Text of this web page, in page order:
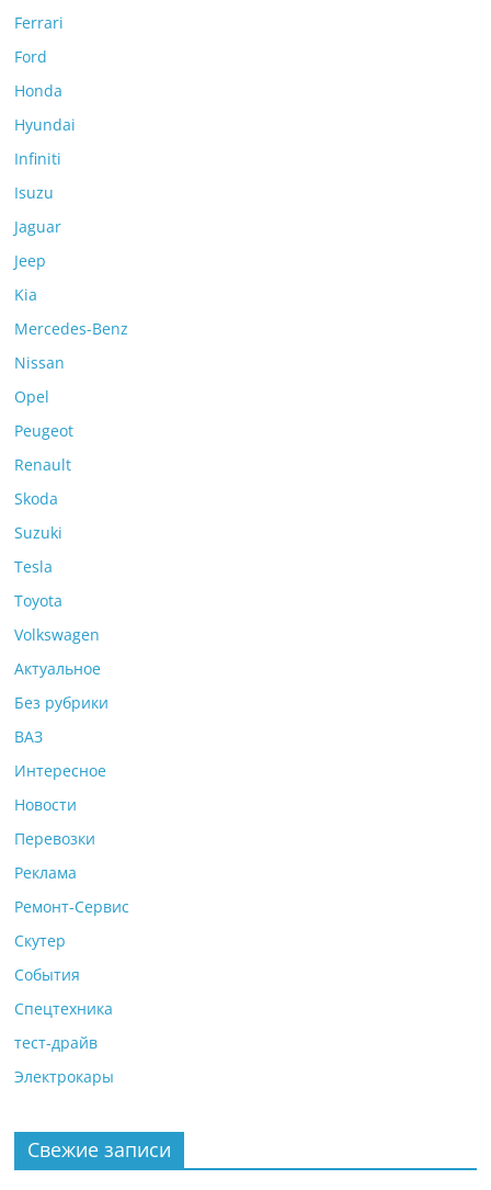
Ferrari
Ford
Honda
Hyundai
Infiniti
Isuzu
Jaguar
Jeep
Kia
Mercedes-Benz
Nissan
Opel
Peugeot
Renault
Skoda
Suzuki
Tesla
Toyota
Volkswagen
Актуальное
Без рубрики
ВАЗ
Интересное
Новости
Перевозки
Реклама
Ремонт-Сервис
Скутер
События
Спецтехника
тест-драйв
Электрокары
Свежие записи